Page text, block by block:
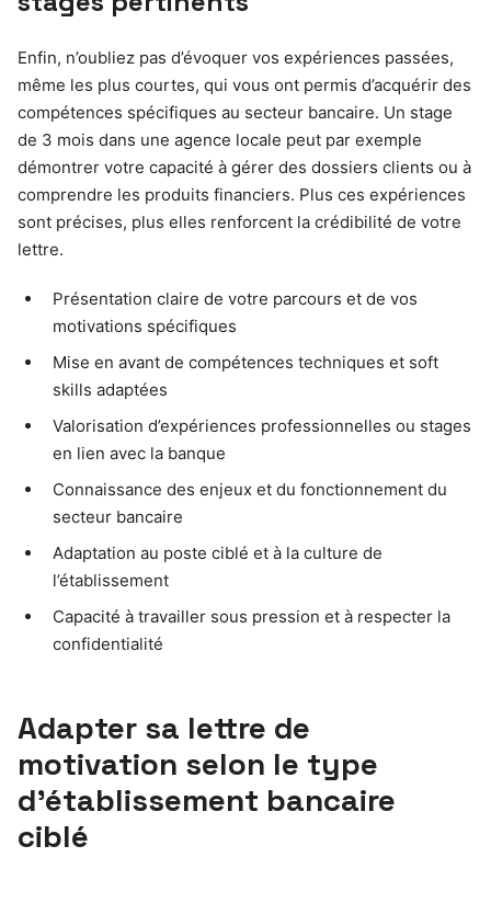
Enfin, n’oubliez pas d’évoquer vos expériences passées,
même les plus courtes, qui vous ont permis d’acquérir des
compétences spécifiques au secteur bancaire. Un stage
de 3 mois dans une agence locale peut par exemple
démontrer votre capacité à gérer des dossiers clients ou à
comprendre les produits financiers. Plus ces expériences
sont précises, plus elles renforcent la crédibilité de votre
lettre.
Présentation claire de votre parcours et de vos
motivations spécifiques
Mise en avant de compétences techniques et soft
skills adaptées
Valorisation d’expériences professionnelles ou stages
en lien avec la banque
Connaissance des enjeux et du fonctionnement du
secteur bancaire
Adaptation au poste ciblé et à la culture de
l’établissement
Capacité à travailler sous pression et à respecter la
confidentialité
Adapter sa lettre de
motivation selon le type
d’établissement bancaire
ciblé